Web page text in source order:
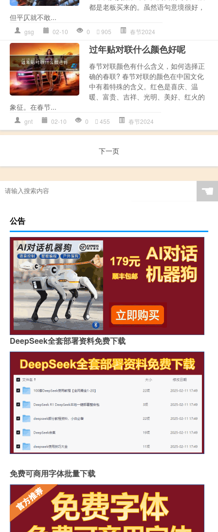
都是老板买来的。虽然语句意境很好，
但平仄就不敢...
gsg 02-10 0 905 春节2024
过年贴对联什么颜色好呢
春节对联颜色有什么含义，如何选择正
确的春联? 春节对联的颜色在中国文化
中有着特殊的含义。红色是喜庆、温
暖、富贵、吉祥、光明、美好、红火的
象征。在春节...
gnt 02-10 0 455 春节2024
下一页
☚
公告
DeepSeek全套部署资料免费下载
免费可商用字体批量下载